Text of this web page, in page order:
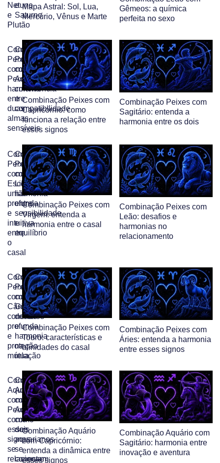
Netuno
e
Plutão
e
Saturno
Mapa Astral: Sol, Lua,
Mercúrio, Vênus e Marte
Gêmeos: a química
perfeita no sexo
Combinação
Peixes
com
Peixes:
harmonia
entre
duas
almas
sensíveis
Combinação
Peixes
com
Aquário:
convivência
e
compatibilidade
Combinação Peixes com
Capricórnio: como
funciona a relação entre
esses signos
Combinação Peixes com
Sagitário: entenda a
harmonia entre os dois
Combinação
Peixes
com
Escorpião:
união
profunda
e
intuitiva
entre
o
casal
Combinação
Peixes
com
Libra:
harmonia
entre
sensibilidade
e
equilíbrio
Combinação Peixes com
Virgem: entenda a
harmonia entre o casal
Combinação Peixes com
Leão: desafios e
harmonias no
relacionamento
Combinação
Peixes
com
Câncer:
conexão
profunda
e
proteção
mútua
Combinação
Peixes
com
Gêmeos:
desafios
e
harmonia
na
relação
Combinação Peixes com
Touro: características e
afinidades do casal
Combinação Peixes com
Áries: entenda a harmonia
entre esses signos
Combinação
Aquário
com
Peixes:
como
esses
signos
se
relacionam
Combinação
Aquário
com
Aquário:
como
dois
aquarianos
se
conectam
Combinação Aquário
com Capricórnio:
entenda a dinâmica entre
esses signos
Combinação Aquário com
Sagitário: harmonia entre
inovação e aventura